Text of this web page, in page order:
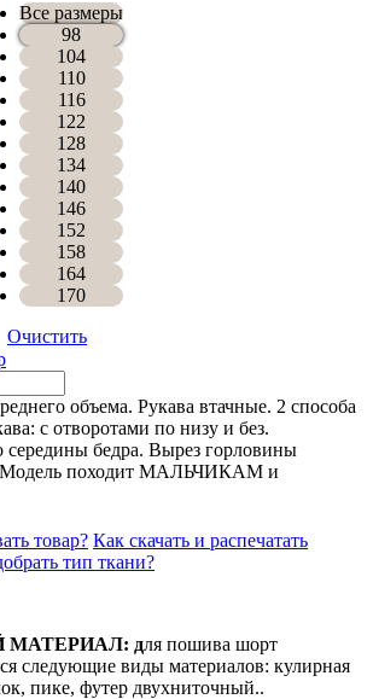
Все размеры
98
104
110
116
122
128
134
140
146
152
158
164
170
Очистить
объема. Рукава втачные. 2 способа
с отворотами по низу и без.
середины бедра. Вырез горловины
Модель походит МАЛЬЧИКАМ и
товар? Как скачать и распечатать
тип ткани?
МАТЕРИАЛ: для пошива шорт
следующие виды материалов: кулирная
пике, футер двухниточный..